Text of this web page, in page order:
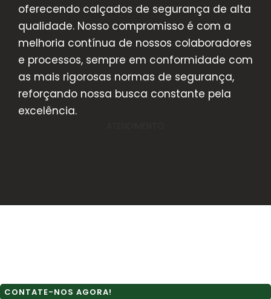
oferecendo calçados de segurança de alta
qualidade. Nosso compromisso é com a
melhoria contínua de nossos colaboradores
e processos, sempre em conformidade com
as mais rigorosas normas de segurança,
reforçando nossa busca constante pela
excelência.
CONTATE-NOS AGORA!